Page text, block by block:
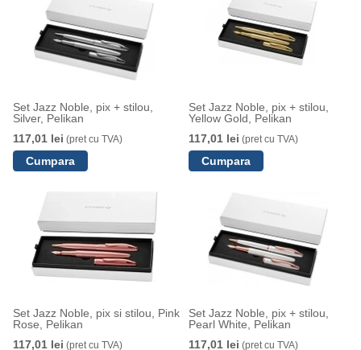
Set Jazz Noble, pix + stilou,
Silver, Pelikan
117,01 lei (pret cu TVA)
Set Jazz Noble, pix + stilou,
Yellow Gold, Pelikan
117,01 lei (pret cu TVA)
Set Jazz Noble, pix si stilou, Pink
Rose, Pelikan
117,01 lei (pret cu TVA)
Set Jazz Noble, pix + stilou,
Pearl White, Pelikan
117,01 lei (pret cu TVA)